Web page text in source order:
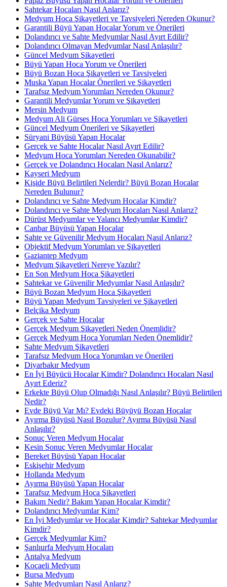
Sahtekar Hocaları Nasıl Anlarız?
Medyum Hoca Şikayetleri ve Tavsiyeleri Nereden Okunur?
Garantili Büyü Yapan Hocalar Yorum ve Önerileri
Dolandırıcı ve Sahte Medyumlar Nasıl Ayırt Edilir?
Dolandırıcı Olmayan Medyumlar Nasıl Anlaşılır?
Güncel Medyum Şikayetleri
Büyü Yapan Hoca Yorum ve Önerileri
Büyü Bozan Hoca Şikayetleri ve Tavsiyeleri
Muska Yapan Hocalar Önerileri ve Şikayetleri
Tarafsız Medyum Yorumları Nereden Okunur?
Garantili Medyumlar Yorum ve Şikayetleri
Mersin Medyum
Medyum Ali Gürses Hoca Yorumları ve Şikayetleri
Güncel Medyum Önerileri ve Şikayetleri
Süryani Büyüsü Yapan Hocalar
Gerçek ve Sahte Hocalar Nasıl Ayırt Edilir?
Medyum Hoca Yorumları Nereden Okunabilir?
Gerçek ve Dolandırıcı Hocaları Nasıl Anlarız?
Kayseri Medyum
Kişide Büyü Belirtileri Nelerdir? Büyü Bozan Hocalar
Nereden Bulunur?
Dolandırıcı ve Sahte Medyum Hocalar Kimdir?
Dolandırıcı ve Sahte Medyum Hocaları Nasıl Anlarız?
Dürüst Medyumlar ve Yalancı Medyumlar Kimdir?
Canbar Büyüsü Yapan Hocalar
Sahte ve Güvenilir Medyum Hocaları Nasıl Anlarız?
Objektif Medyum Yorumları ve Şikayetleri
Gaziantep Medyum
Medyum Şikayetleri Nereye Yazılır?
En Son Medyum Hoca Şikayetleri
Sahtekar ve Güvenilir Medyumlar Nasıl Anlaşılır?
Büyü Bozan Medyum Hoca Şikayetleri
Büyü Yapan Medyum Tavsiyeleri ve Şikayetleri
Belçika Medyum
Gerçek ve Sahte Hocalar
Gerçek Medyum Şikayetleri Neden Önemlidir?
Gerçek Medyum Hoca Yorumları Neden Önemlidir?
Sahte Medyum Şikayetleri
Tarafsız Medyum Hoca Yorumları ve Önerileri
Diyarbakır Medyum
En İyi Büyücü Hocalar Kimdir? Dolandırıcı Hocaları Nasıl
Ayırt Ederiz?
Erkekte Büyü Olup Olmadığı Nasıl Anlaşılır? Büyü Belirtileri
Nedir?
Evde Büyü Var Mı? Evdeki Büyüyü Bozan Hocalar
Ayırma Büyüsü Nasıl Bozulur? Ayırma Büyüsü Nasıl
Anlaşılır?
Sonuç Veren Medyum Hocalar
Kesin Sonuç Veren Medyumlar Hocalar
Bereket Büyüsü Yapan Hocalar
Eskişehir Medyum
Hollanda Medyum
Ayırma Büyüsü Yapan Hocalar
Tarafsız Medyum Hoca Şikayetleri
Bakım Nedir? Bakım Yapan Hocalar Kimdir?
Dolandırıcı Medyumlar Kim?
En İyi Medyumlar ve Hocalar Kimdir? Sahtekar Medyumlar
Kimdir?
Gerçek Medyumlar Kim?
Şanlıurfa Medyum Hocaları
Antalya Medyum
Kocaeli Medyum
Bursa Medyum
Sahte Medyumları Nasıl Anlarız?